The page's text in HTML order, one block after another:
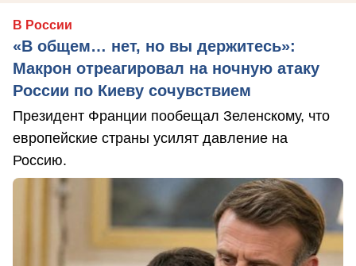
В России
«В общем… нет, но вы держитесь»:
Макрон отреагировал на ночную атаку
России по Киеву сочувствием
Президент Франции пообещал Зеленскому, что
европейские страны усилят давление на
Россию.